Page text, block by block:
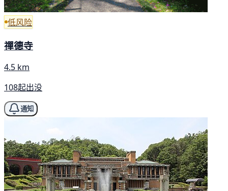
低风险
禪德寺
4.5 km
108起出没
通知